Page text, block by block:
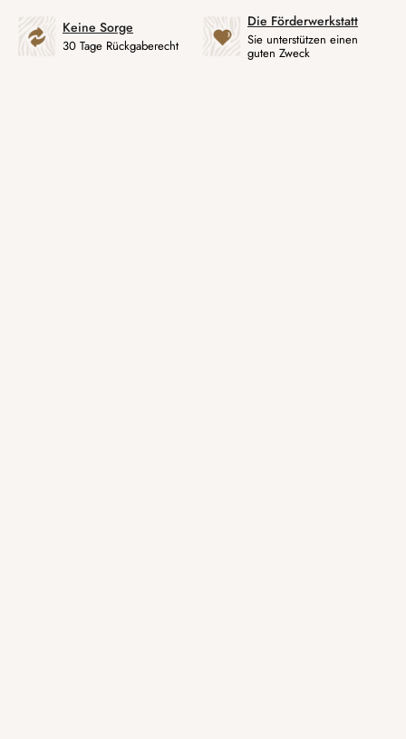
Keine Sorge
30 Tage Rückgaberecht
Die Förderwerkstatt
Sie unterstützen einen
guten Zweck